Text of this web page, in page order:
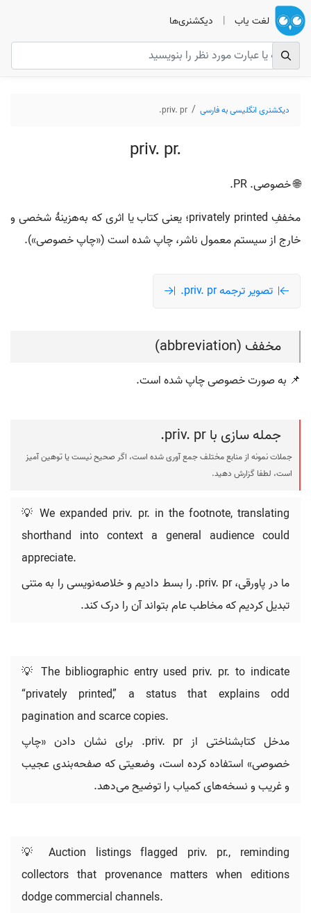
لغت یاب | دیکشنری‌ها
دیکشنری انگلیسی به فارسی priv. pr.
priv. pr.
🌐 خصوصی. PR.
مخففِ privately printed؛ یعنی کتاب یا اثری که به‌هزینهٔ شخصی و
خارج از سیستم معمول ناشر، چاپ شده است («چاپ خصوصی»).
تصویر ترجمه priv. pr.
مخفف (abbreviation)
📌 به صورت خصوصی چاپ شده است.
جمله سازی با priv. pr.
جملات نمونه از منابع مختلف جمع آوری شده است، اگر صحیح نیست یا توهین آمیز
است، لطفا گزارش دهید.
💡 We expanded priv. pr. in the footnote, translating
shorthand into context a general audience could
appreciate.
ما در پاورقی، priv. pr. را بسط دادیم و خلاصه‌نویسی را به متنی
تبدیل کردیم که مخاطب عام بتواند آن را درک کند.
💡 The bibliographic entry used priv. pr. to indicate
“privately printed,” a status that explains odd
pagination and scarce copies.
مدخل کتابشناختی از priv. pr. برای نشان دادن «چاپ
خصوصی» استفاده کرده است، وضعیتی که صفحه‌بندی عجیب
و غریب و نسخه‌های کمیاب را توضیح می‌دهد.
💡 Auction listings flagged priv. pr., reminding
collectors that provenance matters when editions
dodge commercial channels.